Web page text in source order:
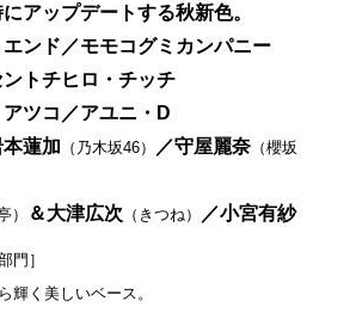
アップデートする秋新色。
ンド／モモコグミカンパニー
ントチヒロ・チッチ
ツコ／アユニ・D
蓮加 （乃木坂46） ／守屋麗奈 （櫻坂
） ＆大津広次 （きつね） ／小宮有紗
門］
輝く美しいベース。